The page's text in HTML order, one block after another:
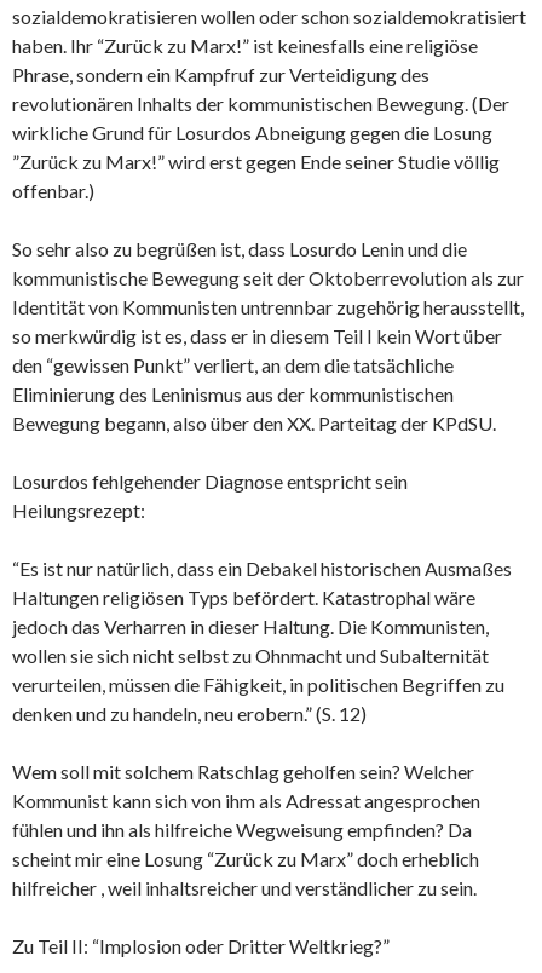
sozialdemokratisieren wollen oder schon sozialdemokratisiert
haben. Ihr “Zurück zu Marx!” ist keinesfalls eine religiöse
Phrase, sondern ein Kampfruf zur Verteidigung des
revolutionären Inhalts der kommunistischen Bewegung. (Der
wirkliche Grund für Losurdos Abneigung gegen die Losung
”Zurück zu Marx!” wird erst gegen Ende seiner Studie völlig
offenbar.)
So sehr also zu begrüßen ist, dass Losurdo Lenin und die
kommunistische Bewegung seit der Oktoberrevolution als zur
Identität von Kommunisten untrennbar zugehörig herausstellt,
so merkwürdig ist es, dass er in diesem Teil I kein Wort über
den “gewissen Punkt” verliert, an dem die tatsächliche
Eliminierung des Leninismus aus der kommunistischen
Bewegung begann, also über den XX. Parteitag der KPdSU.
Losurdos fehlgehender Diagnose entspricht sein
Heilungsrezept:
“Es ist nur natürlich, dass ein Debakel historischen Ausmaßes
Haltungen religiösen Typs befördert. Katastrophal wäre
jedoch das Verharren in dieser Haltung. Die Kommunisten,
wollen sie sich nicht selbst zu Ohnmacht und Subalternität
verurteilen, müssen die Fähigkeit, in politischen Begriffen zu
denken und zu handeln, neu erobern.” (S. 12)
Wem soll mit solchem Ratschlag geholfen sein? Welcher
Kommunist kann sich von ihm als Adressat angesprochen
fühlen und ihn als hilfreiche Wegweisung empfinden? Da
scheint mir eine Losung “Zurück zu Marx” doch erheblich
hilfreicher , weil inhaltsreicher und verständlicher zu sein.
Zu Teil II: “Implosion oder Dritter Weltkrieg?”